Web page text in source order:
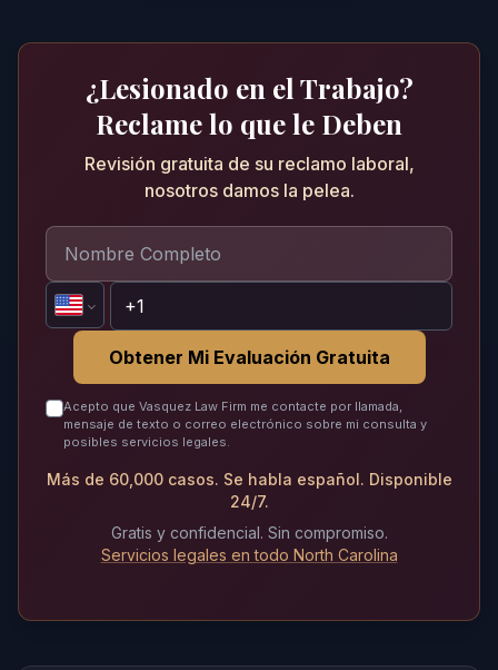
¿Lesionado en el Trabajo?
Reclame lo que le Deben
Revisión gratuita de su reclamo laboral,
nosotros damos la pelea.
Obtener Mi Evaluación Gratuita
Acepto que Vasquez Law Firm me contacte por llamada,
mensaje de texto o correo electrónico sobre mi consulta y
posibles servicios legales.
Más de 60,000 casos. Se habla español. Disponible
24/7.
Gratis y confidencial. Sin compromiso.
Servicios legales en todo North Carolina